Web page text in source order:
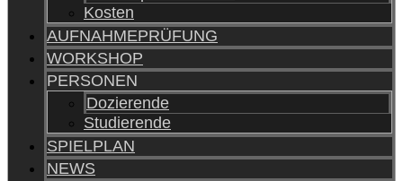
Kosten
AUFNAHMEPRÜFUNG
WORKSHOP
PERSONEN
Dozierende
Studierende
SPIELPLAN
NEWS